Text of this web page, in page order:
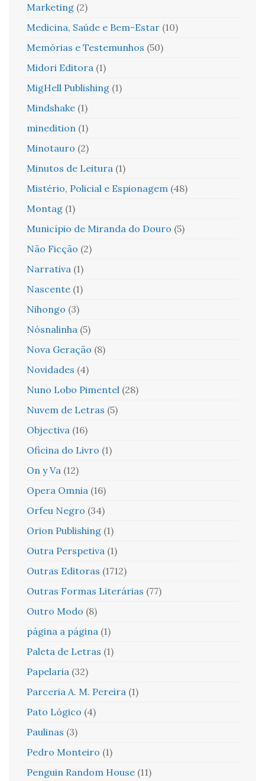
Marketing (2)
Medicina, Saúde e Bem-Estar (10)
Memórias e Testemunhos (50)
Midori Editora (1)
MigHell Publishing (1)
Mindshake (1)
minedition (1)
Minotauro (2)
Minutos de Leitura (1)
Mistério, Policial e Espionagem (48)
Montag (1)
Município de Miranda do Douro (5)
Não Ficção (2)
Narrativa (1)
Nascente (1)
Nihongo (3)
Nósnalinha (5)
Nova Geração (8)
Novidades (4)
Nuno Lobo Pimentel (28)
Nuvem de Letras (5)
Objectiva (16)
Oficina do Livro (1)
On y Va (12)
Opera Omnia (16)
Orfeu Negro (34)
Orion Publishing (1)
Outra Perspetiva (1)
Outras Editoras (1712)
Outras Formas Literárias (77)
Outro Modo (8)
página a página (1)
Paleta de Letras (1)
Papelaria (32)
Parceria A. M. Pereira (1)
Pato Lógico (4)
Paulinas (3)
Pedro Monteiro (1)
Penguin Random House (11)